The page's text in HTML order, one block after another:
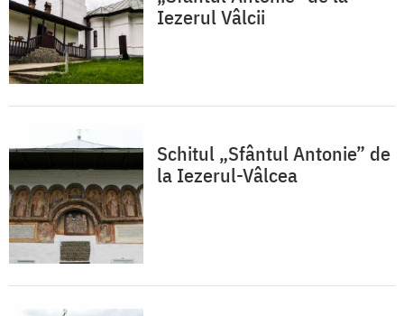
Iezerul Vâlcii
Schitul „Sfântul Antonie” de
la Iezerul-Vâlcea